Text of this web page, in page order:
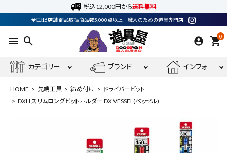
税込12,000円から送料無料
全国16店舗 商品取扱商品数5,000点以上 職人のための道具専門店
menu search 0
shopping_cart
カテゴリー ブランド インフォ
HOME 先端工具 締め付け
ドライバービット
DXH スリムロングビットホルダー DX VESSEL(ベッセル)